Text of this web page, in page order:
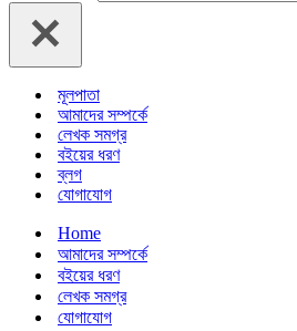
মূলপাতা
আমাদের সম্পর্কে
লেখক সমগ্র
বইয়ের ধরণ
ব্লগ
যোগাযোগ
Home
আমাদের সম্পর্কে
বইয়ের ধরণ
লেখক সমগ্র
যোগাযোগ